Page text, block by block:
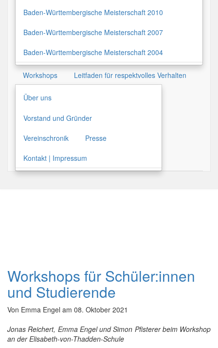
Baden-Württembergische Meisterschaft 2010
Baden-Württembergische Meisterschaft 2007
Baden-Württembergische Meisterschaft 2004
Workshops Leitfaden für respektvolles Verhalten
Über uns
Vorstand und Gründer
Vereinschronik Presse
Kontakt | Impressum
Workshops für Schüler:innen
und Studierende
Von Emma Engel am 08. Oktober 2021
Jonas Reichert, Emma Engel und Simon Pfisterer beim Workshop
an der Elisabeth-von-Thadden-Schule